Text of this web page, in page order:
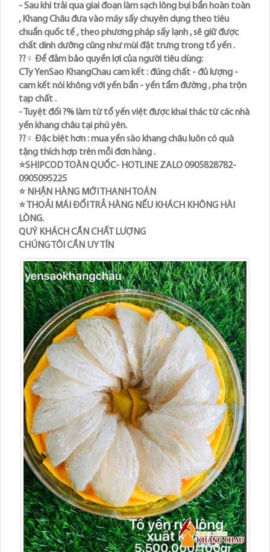
- Sau khi trải qua giai đoạn làm sạch lông bụi bẩn hoàn toàn
, Khang Châu đưa vào máy sấy chuyên dụng theo tiêu
chuẩn quốc tế , theo phương pháp sấy lạnh , sẽ giữ được
chất dinh dưỡng cũng như mùi đặt trưng trong tổ yến .
??♀️ Để đảm bảo quyền lợi của người tiêu dùng:
CTy YenSao KhangChau cam kết : đúng chất - đủ lượng -
cam kết nói không với yến bẩn - yến tẩm đường , pha trộn
tạp chất .
- Tuyệt đối ?% làm từ tổ yến việt được khai thác từ các nhà
yến khang châu tại phú yên.
??♀️ Đặc biệt hơn : mua yến sào khang châu luôn có quà
tặng thích hợp trên mỗi đơn hàng .
⭐SHIPCOD TOÀN QUỐC- HOTLINE ZALO 0905828782-
0905095225
⭐️ NHẬN HÀNG MỚI THANH TOÁN
⭐️ THOẢI MÁI ĐỔI TRẢ HÀNG NẾU KHÁCH KHÔNG HÀI
LÒNG.
QUÝ KHÁCH CẦN CHẤT LƯỢNG
CHÚNG TÔI CẦN UY TÍN